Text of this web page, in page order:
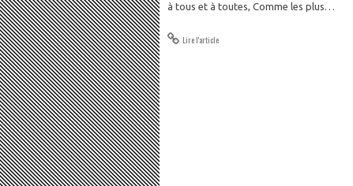
à tous et à toutes, Comme les plus…
Lire l'article